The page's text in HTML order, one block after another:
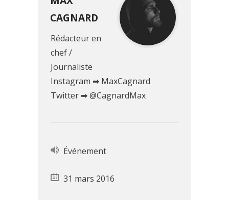
CAGNARD
Rédacteur en
chef /
Journaliste
Instagram ➡ MaxCagnard
Twitter ➡ @CagnardMax
Événement
31 mars 2016